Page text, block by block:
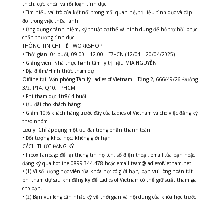
thích, cực khoái và rối loạn tình dục.
• Tìm hiểu vai trò của kết nối trong mối quan hệ, trị liệu tình dục và cặp
đôi trong việc chữa lành.
• Ứng dụng chánh niệm, kỹ thuật cơ thể và hình dung để hỗ trợ hồi phục
chấn thương tình dục.
THÔNG TIN CHI TIẾT WORKSHOP:
• Thời gian: 04 buổi, 09.00 – 12.00 | T7+CN (12/04 – 20/04/2025)
• Giảng viên: Nhà thực hành tâm lý trị liệu MIA NGUYỄN
• Địa điểm/Hình thức tham dự:
Offline tại: Văn phòng Tâm lý Ladies of Vietnam | Tầng 2, 666/49/26 Đường
3/2, P14, Q10, TPHCM.
• Phí tham dự: 1tr8/ 4 buổi
• Ưu đãi cho khách hàng:
• Giảm 10% khách hàng trước đây của Ladies of Vietnam và cho việc đăng ký
theo nhóm
Lưu ý: Chỉ áp dụng một ưu đãi trong phần thanh toán.
• Đối tượng khóa học: không giới hạn
CÁCH THỨC ĐĂNG KÝ
• Inbox Fanpage để lại thông tin họ tên, số điện thoại, email của bạn hoặc
đăng ký qua hotline 0899.344.478 hoặc email team@ladiesofvietnam.net
• (1) Vì số lượng học viên của khóa học có giới hạn, bạn vui lòng hoàn tất
phí tham dự sau khi đăng ký để Ladies of Vietnam có thể giữ suất tham gia
cho bạn.
• (2) Bạn vui lòng cân nhắc kỹ về thời gian và nội dung của khóa học trước